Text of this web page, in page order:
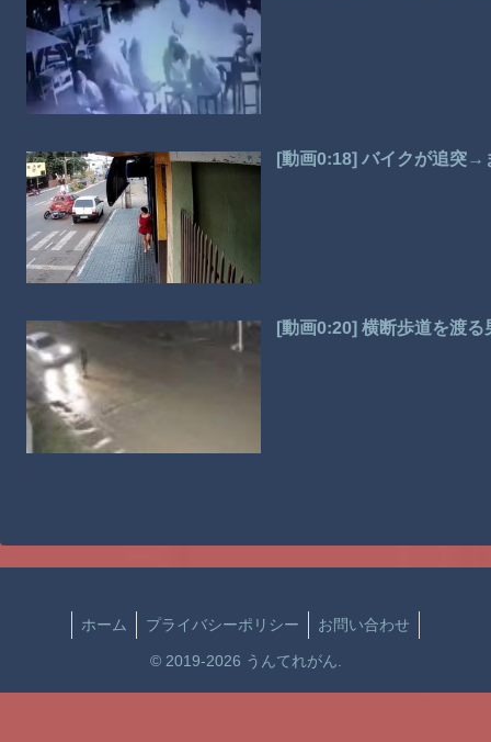
[動画0:18] バイクが追突→
[動画0:20] 横断歩道を渡
ホーム プライバシーポリシー お問い合わせ
© 2019-2026 うんてれがん.